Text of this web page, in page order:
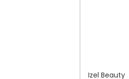
Izel Beauty